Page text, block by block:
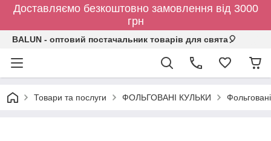
Доставляємо безкоштовно замовлення від 3000
грн
BALUN - оптовий постачальник товарів для свята🎈
Товари та послуги ФОЛЬГОВАНІ КУЛЬКИ